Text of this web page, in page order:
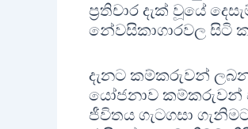
ප්‍රතිචාර දැක් වූයේ
නේවසිකාගාරවල සිටි
දැනට කම්කරුවන් ලබන
යෝජනාව කම්කරුවන්
ජීවිතය ගැටගසා